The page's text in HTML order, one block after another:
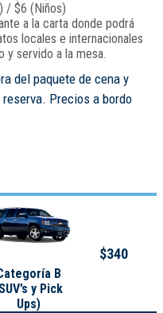
/ $6 (Niños)
a la carta donde podrá
locales e internacionales
y servido a la mesa.
del paquete de cena y
Precios a bordo
B
y Pick
Ups)
$340